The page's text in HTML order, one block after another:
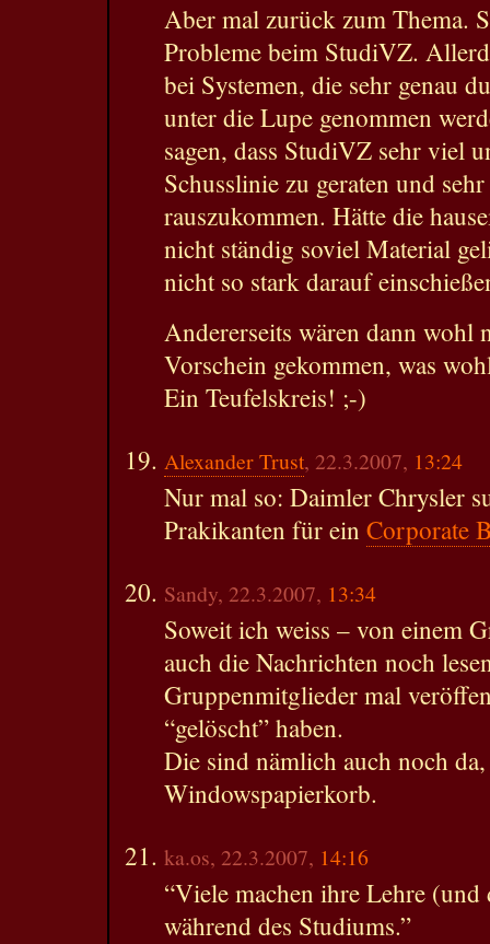
Aber mal zurück zum Thema.
Probleme beim StudiVZ.
bei Systemen, die sehr genau
unter die Lupe genommen
sagen, dass StudiVZ sehr viel
Schusslinie zu geraten und
rauszukommen. Hätte die
nicht ständig soviel Material
nicht so stark darauf
Andererseits wären dann wohl
Vorschein gekommen, was
Ein Teufelskreis! ;-)
Alexander Trust, 22.3.2007, 13:24
Nur mal so: Daimler Chrysler
Prakikanten für ein Corporate
Sandy, 22.3.2007, 13:34
Soweit ich weiss – von einem
auch die Nachrichten noch
Gruppenmitglieder mal
“gelöscht” haben.
Die sind nämlich auch noch
Windowspapierkorb.
ka.os, 22.3.2007, 14:16
“Viele machen ihre Lehre (und
während des Studiums.”